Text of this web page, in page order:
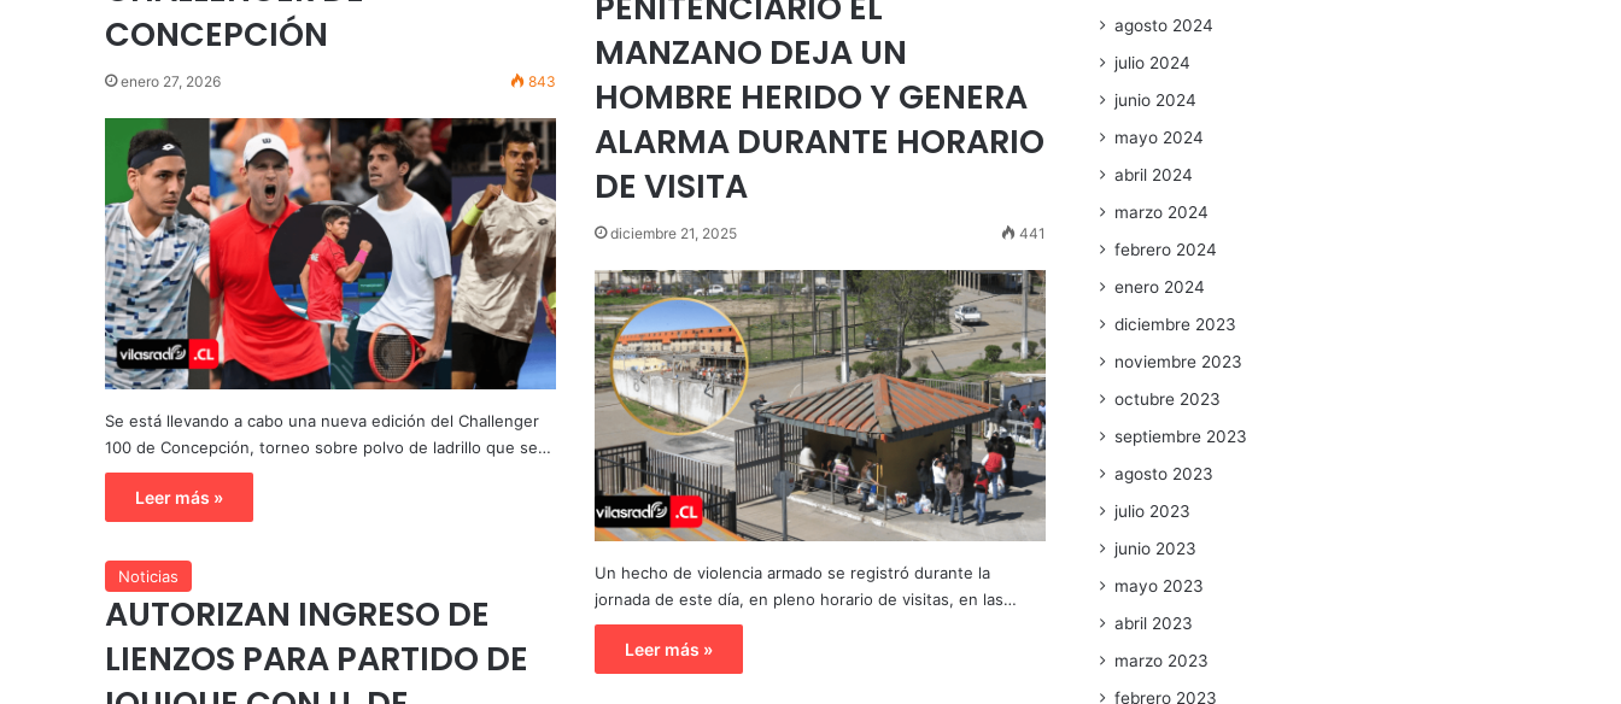
CONCEPCIÓN
enero 27, 2026 843
Se está llevando a cabo una nueva edición del Challenger
100 de Concepción, torneo sobre polvo de ladrillo que se…
Leer más »
MANZANO DEJA UN
HOMBRE HERIDO Y GENERA
ALARMA DURANTE HORARIO
DE VISITA
diciembre 21, 2025 441
Un hecho de violencia armado se registró durante la
jornada de este día, en pleno horario de visitas, en las…
Leer más »
Noticias
AUTORIZAN INGRESO DE
LIENZOS PARA PARTIDO DE
agosto 2024
julio 2024
junio 2024
mayo 2024
abril 2024
marzo 2024
febrero 2024
enero 2024
diciembre 2023
noviembre 2023
octubre 2023
septiembre 2023
agosto 2023
julio 2023
junio 2023
mayo 2023
abril 2023
marzo 2023
febrero 2023